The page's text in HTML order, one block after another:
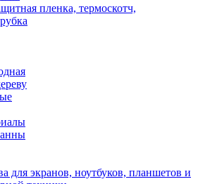
пленка, термоскотч,
для экранов, ноутбуков, планшетов и